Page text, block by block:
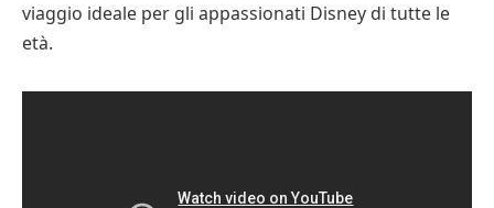
viaggio ideale per gli appassionati Disney di tutte le
età.